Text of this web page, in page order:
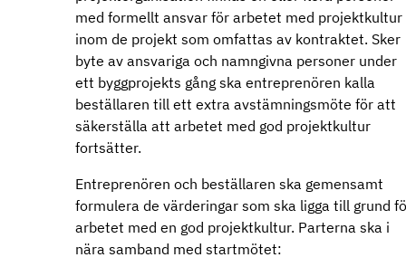
med formellt ansvar för arbetet med projektkultur
inom de projekt som omfattas av kontraktet. Sker
byte av ansvariga och namngivna personer under
ett byggprojekts gång ska entreprenören kalla
beställaren till ett extra avstämningsmöte för att
säkerställa att arbetet med god projektkultur
fortsätter.
Entreprenören och beställaren ska gemensamt
formulera de värderingar som ska ligga till grund
arbetet med en god projektkultur. Parterna ska i
nära samband med startmötet: